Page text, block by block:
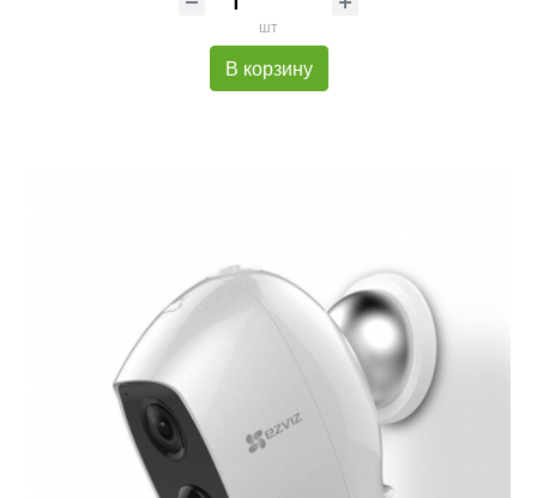
шт
В корзину